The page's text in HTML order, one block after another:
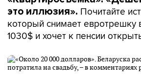
это иллюзия». Почитайте
который снимает
1030$ и хочет к пенсии